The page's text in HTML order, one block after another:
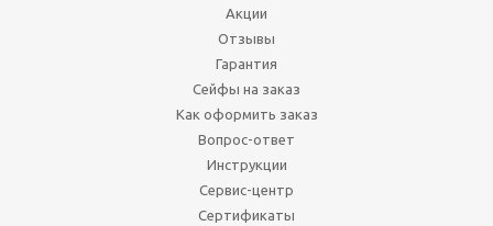
Акции
Отзывы
Гарантия
Сейфы на заказ
Как оформить заказ
Вопрос-ответ
Инструкции
Сервис-центр
Сертификаты